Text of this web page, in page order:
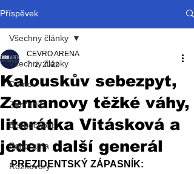
Příspěvek
Všechny články
Domov
Zahraničí
Bezpečnost
Panorama
Rozhovory
Všechny články
Kalouskův sebezpyt,
Zemanovy těžké váhy,
literátka Vitásková a
jeden další generál
CEVRO ARENA
7. 2. 2022
PREZIDENTSKÝ ZÁPASNÍK: